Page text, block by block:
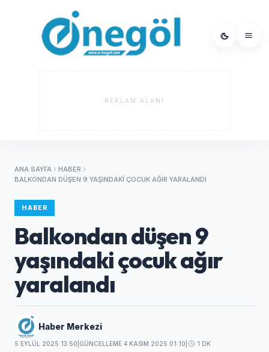
REKLAM ALANI
ANA SAYFA
HABER
BALKONDAN DÜŞEN 9 YAŞINDAKI ÇOCUK AĞIR YARALANDI
HABER
Balkondan düşen 9
yaşındaki çocuk ağır
yaralandı
Haber Merkezi
5 EYLÜL 2025 13:50 GÜNCELLEME 4 KASIM 2025 01:10 1 DK